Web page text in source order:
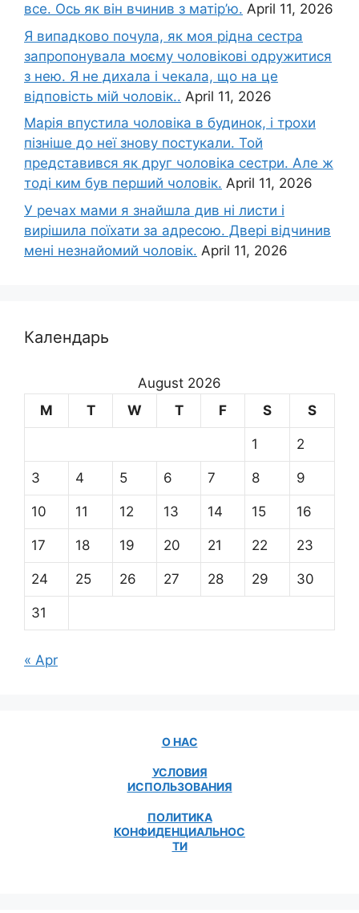
все. Ось як він вчинив з матір’ю. April 11, 2026
Я випадково почула, як моя рідна сестра
запропонувала моєму чоловікові одружитися
з нею. Я не дихала і чекала, що на це
відповість мій чоловік.. April 11, 2026
Марія впустила чоловіка в будинок, і трохи
пізніше до неї знову постукали. Той
представився як друг чоловіка сестри. Але ж
тоді ким був перший чоловік. April 11, 2026
У речах мами я знайшла див ні листи і
вирішила поїхати за адресою. Двері відчинив
мені незнайомий чоловік. April 11, 2026
Календарь
August 2026
M
T W T F S S
1 2
3 4 5 6 7 8 9
10 11 12 13 14 15 16
17 18 19 20 21 22 23
24 25 26 27 28 29 30
31
« Apr
О НАС
УСЛОВИЯ
ИСПОЛЬЗОВАНИЯ
ПОЛИТИКА
КОНФИДЕНЦИАЛЬНОС
ТИ